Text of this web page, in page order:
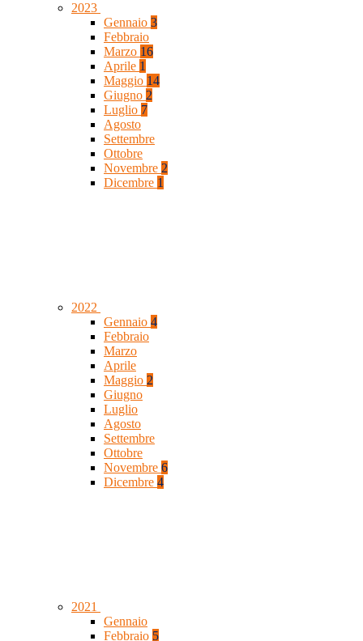
2023
Gennaio 3
Febbraio
Marzo 16
Aprile 1
Maggio 14
Giugno 2
Luglio 7
Agosto
Settembre
Ottobre
Novembre 2
Dicembre 1
2022
Gennaio 4
Febbraio
Marzo
Aprile
Maggio 2
Giugno
Luglio
Agosto
Settembre
Ottobre
Novembre 6
Dicembre 4
2021
Gennaio
Febbraio 5